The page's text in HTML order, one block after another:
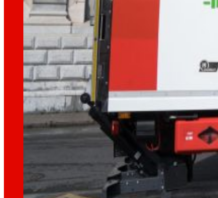
Información financiera
Resultados, informes y principales
Senior Secured Bonds
Conoce el marco financiero que respalda